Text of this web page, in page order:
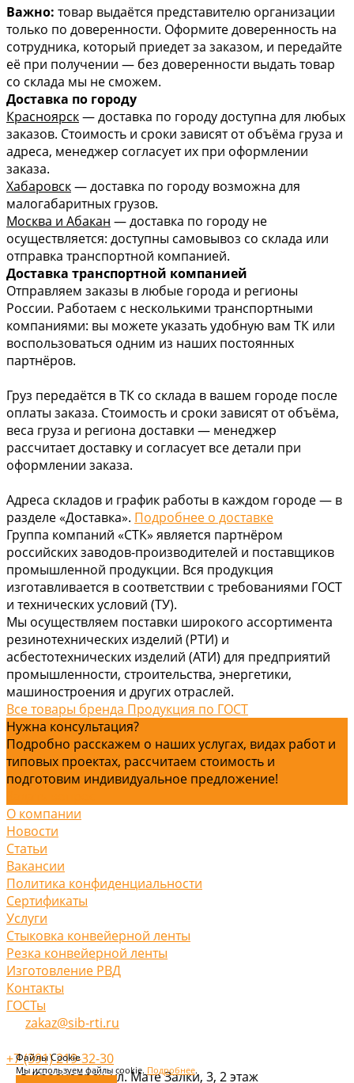
Файлы Cookie
Мы используем файлы cookie. Подробнее.
Важно: товар выдаётся представителю организации
только по доверенности. Оформите доверенность на
сотрудника, который приедет за заказом, и передайте
её при получении — без доверенности выдать товар
со склада мы не сможем.
Доставка по городу
Красноярск— доставка по городу доступна для любых
заказов. Стоимость и сроки зависят от объёма груза и
адреса, менеджер согласует их при оформлении
заказа.
Хабаровск— доставка по городу возможна для
малогабаритных грузов.
Москва и Абакан — доставка по городу не
осуществляется: доступны самовывоз со склада или
отправка транспортной компанией.
Доставка транспортной компанией
Отправляем заказы в любые города и регионы
России. Работаем с несколькими транспортными
компаниями: вы можете указать удобную вам ТК или
воспользоваться одним из наших постоянных
партнёров.
Груз передаётся в ТК со склада в вашем городе после
оплаты заказа. Стоимость и сроки зависят от объёма,
веса груза и региона доставки — менеджер
рассчитает доставку и согласует все детали при
оформлении заказа.
Адреса складов и график работы в каждом городе — в
разделе «Доставка». Подробнее о доставке
Группа компаний «СТК» является партнёром
российских заводов-производителей и поставщиков
промышленной продукции. Вся продукция
изготавливается в соответствии с требованиями ГОСТ
и технических условий (ТУ).
Мы осуществляем поставки широкого ассортимента
резинотехнических изделий (РТИ) и
асбестотехнических изделий (АТИ) для предприятий
промышленности, строительства, энергетики,
машиностроения и других отраслей.
Все товары бренда Продукция по ГОСТ
Нужна консультация?
Подробно расскажем о наших услугах, видах работ и
типовых проектах, рассчитаем стоимость и
подготовим индивидуальное предложение!
О компании
Новости
Статьи
Вакансии
Политика конфиденциальности
Сертификаты
Услуги
Стыковка конвейерной ленты
Резка конвейерной ленты
Изготовление РВД
Контакты
ГОСТы
zakaz@sib-rti.ru
+7 (391) 219-32-30
г. Красноярск, ул. Мате Залки, 3, 2 этаж